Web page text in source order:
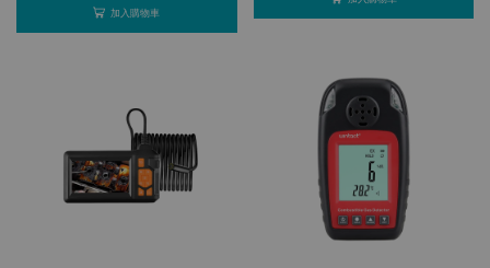
加入購物車